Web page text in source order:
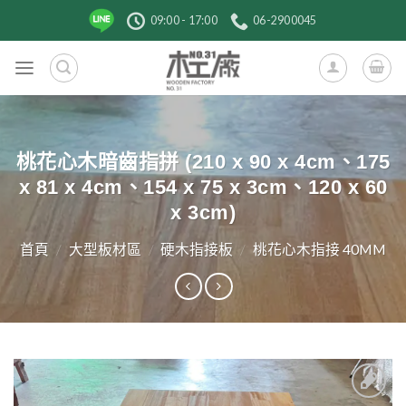
09:00 - 17:00 06-2900045
桃花心木暗齒指拼 (210 x 90 x 4cm、175
x 81 x 4cm、154 x 75 x 3cm、120 x 60
x 3cm)
首頁 / 大型板材區 / 硬木指接板 / 桃花心木指接 40MM
加入
4
1
1